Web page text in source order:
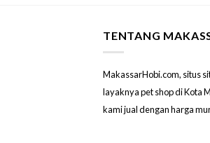
TENTANG
MakassarHobi.com, situs
layaknya pet shop di Kota
kami jual dengan harga